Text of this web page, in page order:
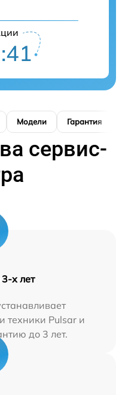
Модели Гарантия
сервис-
х лет
техники Pulsar и
до 3 лет.